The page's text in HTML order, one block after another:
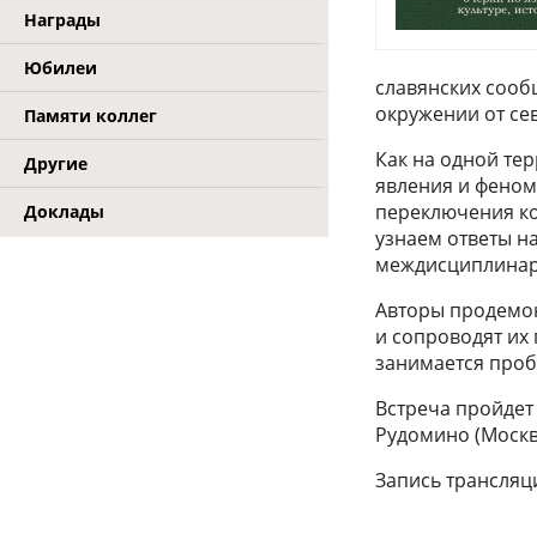
Награды
Юбилеи
Памяти коллег
Другие
Доклады
славянских
окружении от
Как на одной
явления и
переключения
узнаем ответы
Авторы
и сопроводят
занимается
Встреча
Рудомино
Запись